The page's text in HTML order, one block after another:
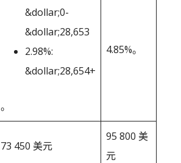
&dollar;0-
&dollar;28,653
2.98%:
&dollar;28,654+
。
4.85%。
73 450 美元
95 800 美
元